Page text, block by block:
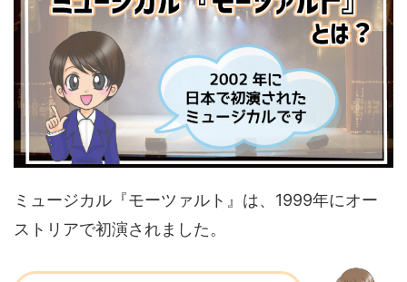
ミュージカル『モーツァルト』は、1999年にオー
ストリアで初演されました。